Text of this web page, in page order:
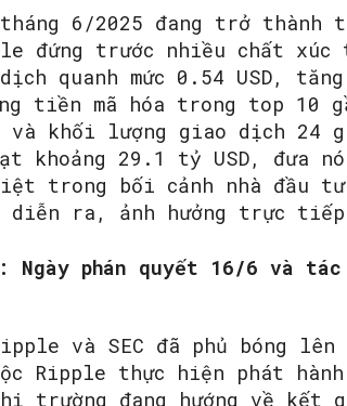
tháng 6/2025 đang trở
đứng trước nhiều chất xúc
dịch quanh mức 0.54 USD,
tiền mã hóa trong top
và khối lượng giao dịch
khoảng 29.1 tỷ USD, đưa
trong bối cảnh nhà đầu tư
diễn ra, ảnh hưởng trực tiếp
Ngày phán quyết 16/6 và tác
và SEC đã phủ bóng
Ripple thực hiện phát
trường đang hướng về kết